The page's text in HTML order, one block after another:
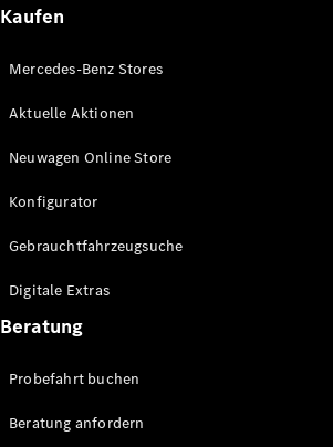
Kaufen
Mercedes-Benz Stores
Aktuelle Aktionen
Neuwagen Online Store
Konfigurator
Gebrauchtfahrzeugsuche
Digitale Extras
Beratung
Probefahrt buchen
Beratung anfordern